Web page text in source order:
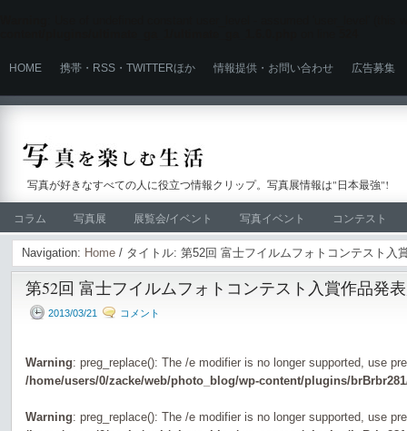
HOME 携帯・RSS・TWITTERほか 情報提供・お問い合わせ 広告募集
写真が好きなすべての人に役立つ情報クリップ。写真展情報は"日本最強"!
コラム 写真展 展覧会/イベント 写真イベント コンテスト
Navigation: Home / タイトル: 第52回 富士フイルムフォトコンテスト入
第52回 富士フイルムフォトコンテスト入賞作品発
2013/03/21 コメント
Warning: preg_replace(): The /e modifier is no longer supported, use
/home/users/0/zacke/web/photo_blog/wp-content/plugins/
Warning: preg_replace(): The /e modifier is no longer supported, use